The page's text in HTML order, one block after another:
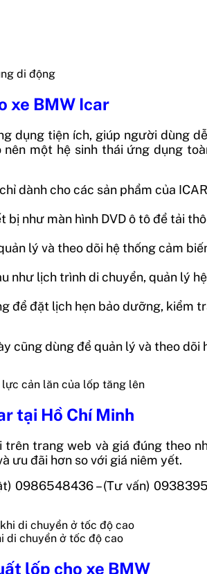
di động
xe BMW Icar
dụng tiện ích, giúp người dùng
một hệ sinh thái ứng dụng
dành cho các sản phẩm của
bị như màn hình DVD ô tô để tải
lý và theo dõi hệ thống cảm
như lịch trình di chuyển, quản lý
để đặt lịch hẹn bảo dưỡng, kiểm
cũng dùng để quản lý và theo dõi
cản lăn của lốp tăng lên
tại Hồ Chí Minh
trang web và giá đúng theo
ưu đãi hơn so với giá niêm yết.
0986548436 – (Tư vấn)
di chuyển ở tốc độ cao
lốp cho xe BMW